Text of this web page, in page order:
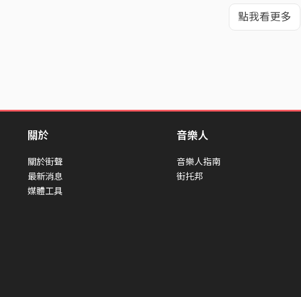
比〈拒絕，或解放〉高，因為這
法文耳語進來，大概升到 30%。
點我看更多
關於
關於街聲
最新消息
媒體工具
音樂人
音樂人指南
街托邦